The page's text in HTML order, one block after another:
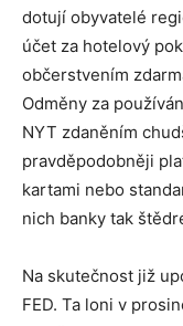
dotují obyvatelé
účet za hotelový
občerstvením
Odměny za
NYT zdaněním
pravděpodobněji
kartami nebo
nich banky tak
Na skutečnost již
FED. Ta loni v